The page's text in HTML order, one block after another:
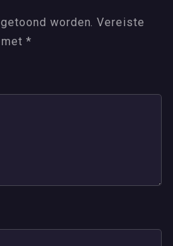
worden. Vereiste
*